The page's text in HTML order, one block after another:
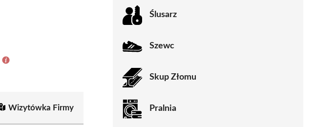
Wizytówka Firmy
Ślusarz
Szewc
Skup Złomu
Pralnia